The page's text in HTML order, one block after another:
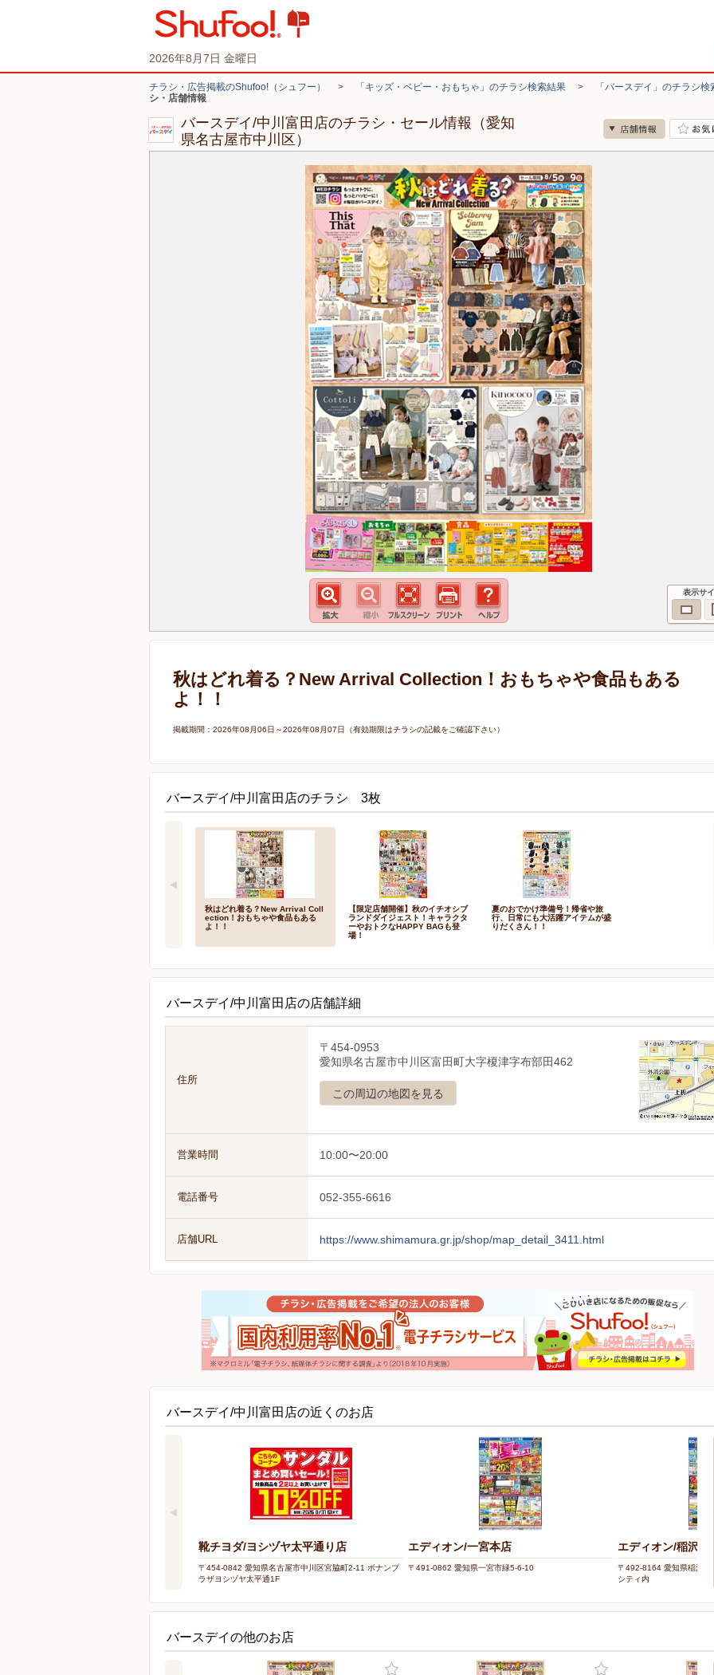
2026年8月7日 金曜日
チラシ・広告掲載のShufoo!（シュフー） > 「キッズ・ベビー・おもちゃ」のチラシ検索結果 > 「バースデイ」のチラシ検
シ・店舗情報
バースデイ/中川富田店のチラシ・セール情報（愛知
県名古屋市中川区）
表示サ
秋はどれ着る？New Arrival Collection！おもちゃや食品もある
よ！！
掲載期間：2026年08月06日～2026年08月07日（有効期限はチラシの記載をご確認下さい）
バースデイ/中川富田店のチラシ 3枚
秋はどれ着る？New Arrival Coll
ection！おもちゃや食品もある
よ！！
【限定店舗開催】秋のイチオシブ
ランドダイジェスト！キャラクタ
ーやおトクなHAPPY BAGも登
場！
夏のおでかけ準備号！帰省や旅
行、日常にも大活躍アイテムが盛
りだくさん！！
バースデイ/中川富田店の店舗詳細
住所
〒454-0953
愛知県名古屋市中川区富田町大字榎津字布部田462
この周辺の地図を見る
営業時間 10:00〜20:00
電話番号 052-355-6616
店舗URL https://www.shimamura.gr.jp/shop/map_detail_3411.html
バースデイ/中川富田店の近くのお店
靴チヨダ/ヨシヅヤ太平通り店
〒454-0842 愛知県名古屋市中川区宮脇町2-11 ボナンプ
ラザヨシヅヤ太平通1F
エディオン/一宮本店
〒491-0862 愛知県一宮市緑5-6-10
エディオン/稲沢パ
〒492-8164 愛知県稲沢市
シティ内
バースデイの他のお店